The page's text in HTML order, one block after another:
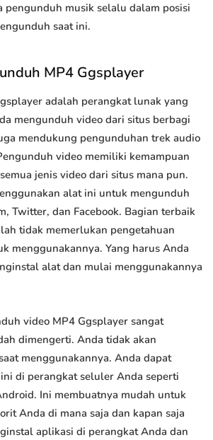
pengunduh musik selalu dalam posisi
saat ini.
MP4 Ggsplayer
adalah perangkat lunak yang
mengunduh video dari situs berbagi
mendukung pengunduhan trek audio
video memiliki kemampuan
jenis video dari situs mana pun.
alat ini untuk mengunduh
Twitter, dan Facebook. Bagian terbaik
tidak memerlukan pengetahuan
menggunakannya. Yang harus Anda
alat dan mulai menggunakannya
video MP4 Ggsplayer sangat
dimengerti. Anda tidak akan
menggunakannya. Anda dapat
di perangkat seluler Anda seperti
Ini membuatnya mudah untuk
Anda di mana saja dan kapan saja
aplikasi di perangkat Anda dan